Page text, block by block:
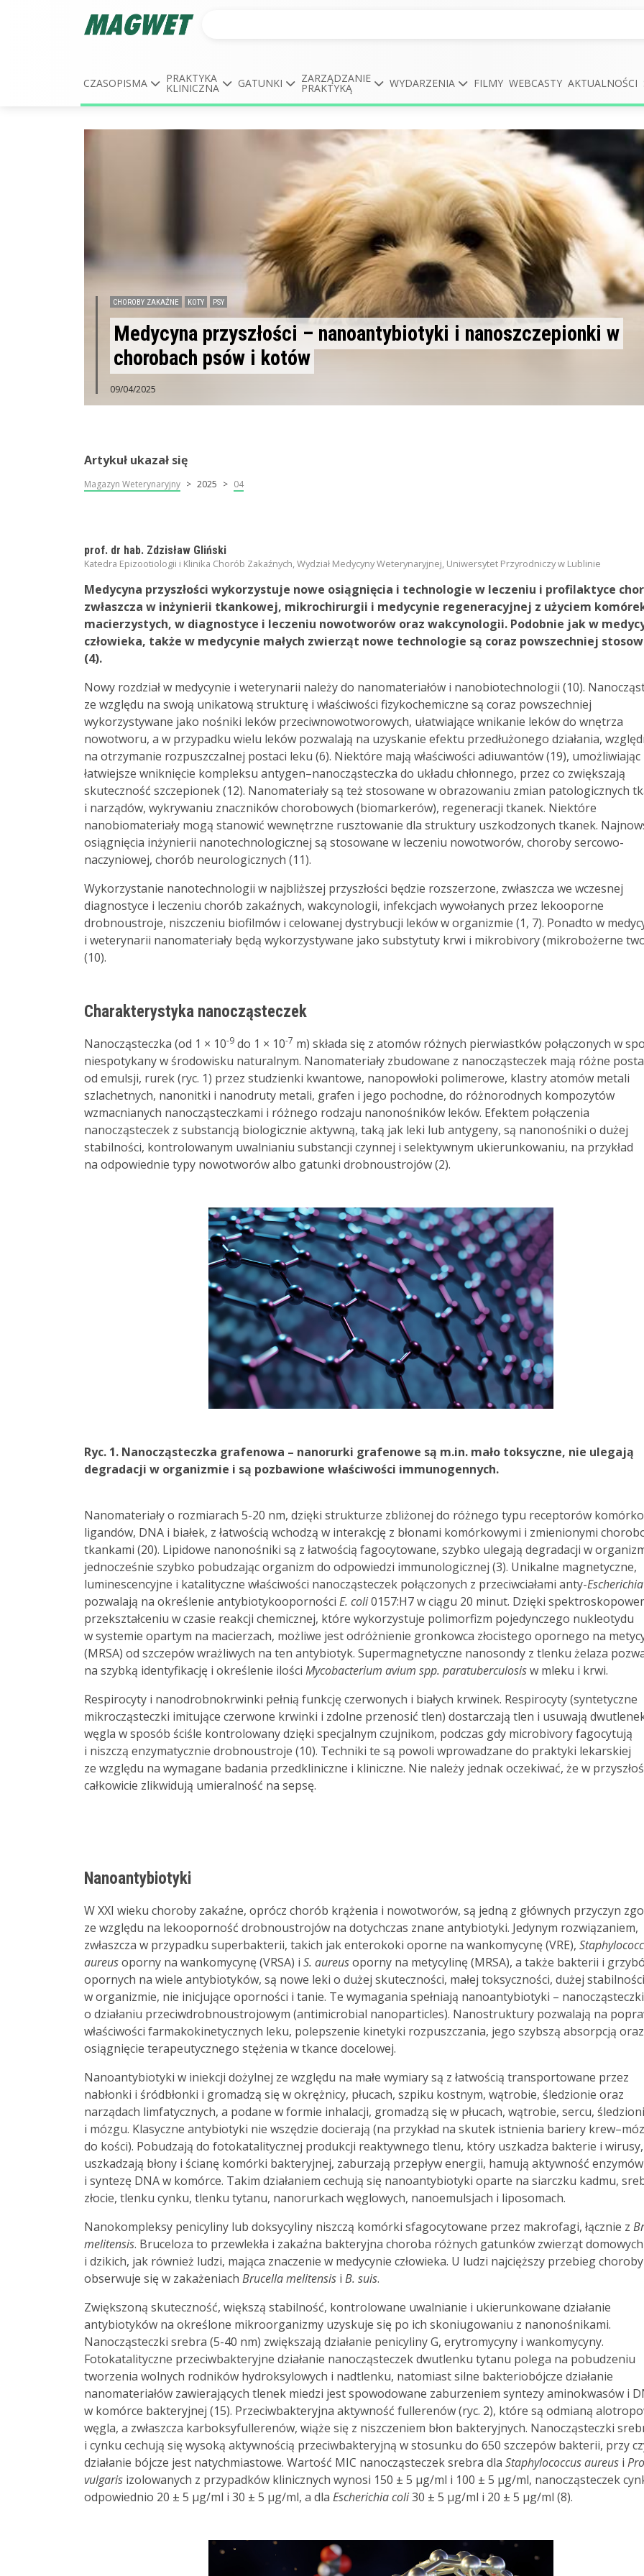
CZASOPISMA PRAKTYKA
KLINICZNA GATUNKI ZARZĄDZANIE
PRAKTYKĄ WYDARZENIA FILMY WEBCASTY AKTUALNOŚCI
CHOROBY ZAKAŹNE KOTY PSY
Medycyna przyszłości – nanoantybiotyki i nanoszczepionki w
chorobach psów i kotów
09/04/2025
Artykuł ukazał się
Magazyn Weterynaryjny 2025 04
prof. dr hab. Zdzisław Gliński
Katedra Epizootiologii i Klinika Chorób Zakaźnych, Wydział Medycyny Weterynaryjnej, Uniwersytet Przyrodniczy w Lublinie
Medycyna przyszłości wykorzystuje nowe osiągnięcia i technologie w leczeniu i profilaktyce
zwłaszcza w inżynierii tkankowej, mikrochirurgii i medycynie regeneracyjnej z użyciem
macierzystych, w diagnostyce i leczeniu nowotworów oraz wakcynologii. Podobnie jak w
człowieka, także w medycynie małych zwierząt nowe technologie są coraz powszechniej
(4).
Nowy rozdział w medycynie i weterynarii należy do nanomateriałów i nanobiotechnologii (10).
ze względu na swoją unikatową strukturę i właściwości fizykochemiczne są coraz powszechniej
wykorzystywane jako nośniki leków przeciwnowotworowych, ułatwiające wnikanie leków do wnętrza
nowotworu, a w przypadku wielu leków pozwalają na uzyskanie efektu przedłużonego działania,
na otrzymanie rozpuszczalnej postaci leku (6). Niektóre mają właściwości adiuwantów (19), umożliwiając
łatwiejsze wniknięcie kompleksu antygen–nanocząsteczka do układu chłonnego, przez co zwiększają
skuteczność szczepionek (12). Nanomateriały są też stosowane w obrazowaniu zmian patologicznych
i narządów, wykrywaniu znaczników chorobowych (biomarkerów), regeneracji tkanek. Niektóre
nanobiomateriały mogą stanowić wewnętrzne rusztowanie dla struktury uszkodzonych tkanek.
osiągnięcia inżynierii nanotechnologicznej są stosowane w leczeniu nowotworów, choroby sercowo-
naczyniowej, chorób neurologicznych (11).
Wykorzystanie nanotechnologii w najbliższej przyszłości będzie rozszerzone, zwłaszcza we wczesnej
diagnostyce i leczeniu chorób zakaźnych, wakcynologii, infekcjach wywołanych przez lekooporne
drobnoustroje, niszczeniu biofilmów i celowanej dystrybucji leków w organizmie (1, 7). Ponadto w
i weterynarii nanomateriały będą wykorzystywane jako substytuty krwi i mikrobivory (mikrobożerne
(10).
Charakterystyka nanocząsteczek
Nanocząsteczka (od 1 × 10-9 do 1 × 10-7 m) składa się z atomów różnych pierwiastków połączonych w
niespotykany w środowisku naturalnym. Nanomateriały zbudowane z nanocząsteczek mają różne
od emulsji, rurek (ryc. 1) przez studzienki kwantowe, nanopowłoki polimerowe, klastry atomów metali
szlachetnych, nanonitki i nanodruty metali, grafen i jego pochodne, do różnorodnych kompozytów
wzmacnianych nanocząsteczkami i różnego rodzaju nanonośników leków. Efektem połączenia
nanocząsteczek z substancją biologicznie aktywną, taką jak leki lub antygeny, są nanonośniki o dużej
stabilności, kontrolowanym uwalnianiu substancji czynnej i selektywnym ukierunkowaniu, na przykład
na odpowiednie typy nowotworów albo gatunki drobnoustrojów (2).
Ryc. 1. Nanocząsteczka grafenowa – nanorurki grafenowe są m.in. mało toksyczne, nie ulegają
degradacji w organizmie i są pozbawione właściwości immunogennych.
Nanomateriały o rozmiarach 5-20 nm, dzięki strukturze zbliżonej do różnego typu receptorów
ligandów, DNA i białek, z łatwością wchodzą w interakcję z błonami komórkowymi i zmienionymi
tkankami (20). Lipidowe nanonośniki są z łatwością fagocytowane, szybko ulegają degradacji w
jednocześnie szybko pobudzając organizm do odpowiedzi immunologicznej (3). Unikalne magnetyczne,
luminescencyjne i katalityczne właściwości nanocząsteczek połączonych z przeciwciałami anty-
pozwalają na określenie antybiotykooporności E. coli0157:H7 w ciągu 20 minut. Dzięki
przekształceniu w czasie reakcji chemicznej, które wykorzystuje polimorfizm pojedynczego nukleotydu
w systemie opartym na macierzach, możliwe jest odróżnienie gronkowca złocistego opornego na
(MRSA) od szczepów wrażliwych na ten antybiotyk. Supermagnetyczne nanosondy z tlenku żelaza
na szybką identyfikację i określenie ilości Mycobacterium avium spp. paratuberculosisw mleku i krwi.
Respirocyty i nanodrobnokrwinki pełnią funkcję czer­wonych i białych krwinek. Respirocyty (syntetyczne
mikrocząsteczki imitujące czerwone krwinki i zdolne przenosić tlen) dostarczają tlen i usuwają
węgla w sposób ściśle kontrolowany dzięki specjalnym czujnikom, podczas gdy microbivory fagocytują
i niszczą enzymatycznie drobnoustroje (10). Techniki te są powoli wprowadzane do praktyki lekarskiej
ze względu na wymagane badania przedkliniczne i kliniczne. Nie należy jednak oczekiwać, że w
całkowicie zlikwidują umieralność na sepsę.
Nanoantybiotyki
W XXI wieku choroby zakaźne, oprócz chorób krążenia i nowotworów, są jedną z głównych przyczyn
ze względu na lekooporność drobnoustrojów na dotychczas znane antybiotyki. Jedynym rozwiązaniem,
zwłaszcza w przypadku superbakterii, takich jak enterokoki oporne na wankomycynę (VRE),
aureusoporny na wankomycynę (VRSA) i S. aureusoporny na metycylinę (MRSA), a także bakterii i
opornych na wiele antybiotyków, są nowe leki o dużej skuteczności, małej toksyczności, dużej stabilności
w organizmie, nie inicjujące oporności i tanie. Te wymagania spełniają nanoantybiotyki – nanocząsteczki
o działaniu przeciwdrobnoustrojowym (antimicrobial nanoparticles). Nanostruktury pozwalają na
właściwości farmakokinetycznych leku, polepszenie kinetyki rozpuszczania, jego szybszą absorpcją oraz
osiągnięcie terapeutycznego stężenia w tkance docelowej.
Nanoantybiotyki w iniekcji dożylnej ze względu na małe wymiary są z łatwością transportowane przez
nabłonki i śródbłonki i gromadzą się w okrężnicy, płucach, szpiku kostnym, wątrobie, śledzionie oraz
narządach limfatycznych, a podane w formie inhalacji, gromadzą się w płucach, wątrobie, sercu,
i mózgu. Klasyczne antybiotyki nie wszędzie docierają (na przykład na skutek istnienia bariery
do kości). Pobudzają do fotokatalitycznej produkcji reaktywnego tlenu, który uszkadza bakterie i wirusy,
uszkadzają błony i ścianę komórki bakteryjnej, zaburzają przepływ energii, hamują aktywność enzymów
i syntezę DNA w komórce. Takim działaniem cechują się nanoantybiotyki oparte na siarczku kadmu,
złocie, tlenku cynku, tlenku tytanu, nanorurkach węglowych, nanoemulsjach i liposomach.
Nanokompleksy penicyliny lub doksycyliny niszczą komórki sfagocytowane przez makrofagi, łącznie z
melitensis. Bruceloza to przewlekła i zakaźna bakteryjna choroba różnych gatunków zwierząt domowych
i dzikich, jak również ludzi, mająca znaczenie w medycynie człowieka. U ludzi najcięższy przebieg choroby
obserwuje się w zakażeniach Brucella melitensis i B. suis.
Zwiększoną skuteczność, większą stabilność, kontrolowane uwalnianie i ukierunkowane działanie
antybiotyków na określone mikroorganizmy uzyskuje się po ich skoniugowaniu z nanonośnikami.
Nanocząsteczki srebra (5-40 nm) zwiększają działanie penicyliny G, erytromycyny i wankomycyny.
Fotokatalityczne przeciwbakteryjne działanie nanocząsteczek dwutlenku tytanu polega na pobudzeniu
tworzenia wolnych rodników hydroksylowych i nadtlenku, natomiast silne bakteriobójcze działanie
nanomateriałów zawierających tlenek miedzi jest spowodowane zaburzeniem syntezy aminokwasów i
w komórce bakteryjnej (15). Przeciwbakteryjna aktywność fullerenów (ryc. 2), które są odmianą
węgla, a zwłaszcza karboksyfullerenów, wiąże się z niszczeniem błon bakteryjnych. Nanocząsteczki
i cynku cechują się wysoką aktywnością przeciwbakteryjną w stosunku do 650 szczepów bakterii, przy
działanie bójcze jest natychmiastowe. Wartość MIC nanocząsteczek srebra dla Staphylococcus aureus i
vulgaris izolowanych z przypadków klinicznych wynosi 150 ± 5 μg/ml i 100 ± 5 µg/ml, nanocząsteczek
odpowiednio 20 ± 5 µg/ml i 30 ± 5 µg/ml, a dla Escherichia coli30 ± 5 µg/ml i 20 ± 5 µg/ml (8).